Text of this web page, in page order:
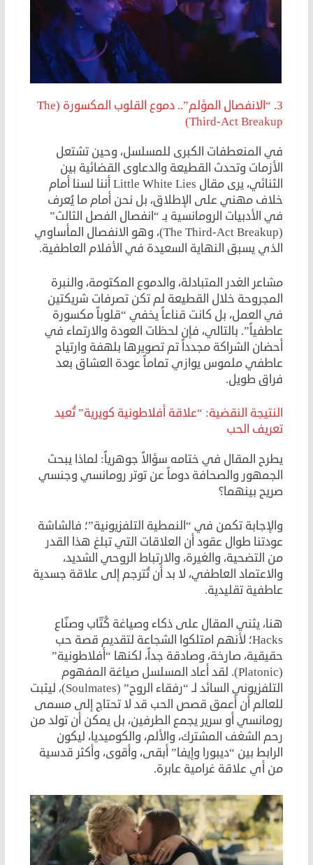
3. “الانفصال المؤلم”.. دموع القلوب المكسورة (The
Third-Act Breakup)
في المنعطفات الكبرى للمسلسل، وحين تشتعل
الأزمات وتحدث القطيعة والدعاوى القضائية بين
الثنائي، يرى مقال Little White Lies أننا لسنا أمام
خلاف مهني على الإطلاق، بل نحن أمام ما يُعرف
في الأدبيات الرومانسية بـ “انفصال الفصل الثالث”
(The Third-Act Breakup)، وهو الانفصال المأساوي
الذي يسبق النهاية السعيدة في الأفلام العاطفية.
مشاعر الغدر المتبادلة، والدموع المكتومة، والنبرة
المجروحة خلال القطيعة لم تكن تصرفات شريكتين
في العمل، بل كانت قناعاً يخفي “قلوباً مكسورة
عاطفياً”. بالتالي، فإن لحظات العودة والارتماء في
أحضان الشراكة مجدداً تم تصويرها بلهفة وارتياح
عاطفي ملموس يوازي تماماً عودة العشاق بعد
فراق طويل.
النتيجة النقضية: “علاقة أفلاطونية كويرية” تُعيد
تعريف الحب
يطرح المقال في ختامه سؤالاً جوهرياً: لماذا يبحث
الجمهور والصحافة دوماً عن توتر رومانسي وجنسي
صريح بينهما؟
والإجابة تكمن في “النمطية التلفزيونية”؛ فالشاشة
عودتنا طوال عقود أن العلاقات التي تبلغ هذا القدر
من التضحية، والغيرة، والارتباط الروحي الشديد،
والاعتماد العاطفي، لا بد أن تُترجم إلى علاقة جسدية
عاطفية تقليدية.
هنا، يثني المقال على ذكاء وصياغة كُتّاب وصنّاع
Hacks؛ لأنهم امتلكوا الشجاعة لتقديم قصة حب
حقيقية، صارخة، وصادقة جداً، لكنها “أفلاطونية”
(Platonic). لقد أعاد المسلسل صياغة المفهوم
التلفزيوني السائد لـ “رفقاء الروح” (Soulmates)، ليثبت
للعالم أن أعمق قصص الحب قد لا تحتاج إلى مسمى
رومانسي أو سرير يجمع الطرفين، بل يمكن أن تولد من
رحم الشغف المشترك، والألم، والكوميديا، ليكون
الرابط بين “ديبورا وإيفا” أبقى، وأقوى، وأكثر قدسية
من أي علاقة غرامية عابرة.